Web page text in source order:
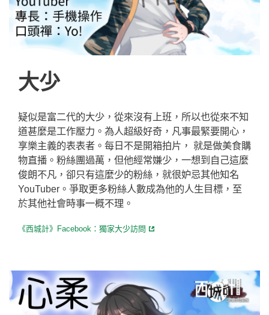
大少
疑似是富二代的大少，從來沒有上班，所以也從來不知
道甚麼是工作壓力。為人超級好奇，凡事最緊要開心，
享樂主義的表表者。每日不是開箱拍片， 就是做美食購
物直播。粉絲團過萬，但他經常嫌少，一想到自己這麼
俊朗不凡，卻只有這麼少的粉絲，就很妒忌其他知名
YouTuber。爭取更多粉絲人數成為他的人生目標，至
於其他社會時事一概不理。
《西城計》Facebook：獨家大少訪問